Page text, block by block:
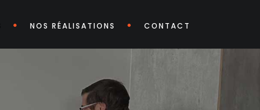
NOS RÉALISATIONS CONTACT